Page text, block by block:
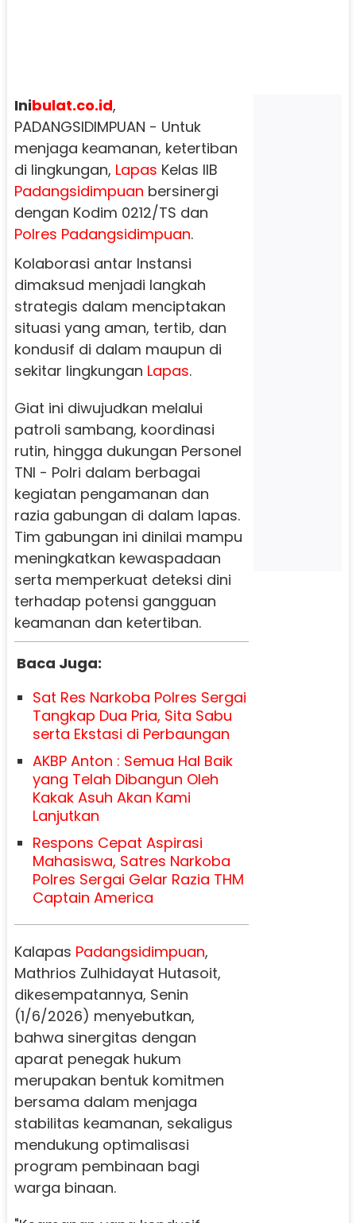
Inibulat.co.id,
PADANGSIDIMPUAN - Untuk
menjaga keamanan, ketertiban
di lingkungan, Lapas Kelas IIB
Padangsidimpuan bersinergi
dengan Kodim 0212/TS dan
Polres Padangsidimpuan.
Kolaborasi antar Instansi
dimaksud menjadi langkah
strategis dalam menciptakan
situasi yang aman, tertib, dan
kondusif di dalam maupun di
sekitar lingkungan Lapas.
Giat ini diwujudkan melalui
patroli sambang, koordinasi
rutin, hingga dukungan Personel
TNI - Polri dalam berbagai
kegiatan pengamanan dan
razia gabungan di dalam lapas.
Tim gabungan ini dinilai mampu
meningkatkan kewaspadaan
serta memperkuat deteksi dini
terhadap potensi gangguan
keamanan dan ketertiban.
Baca Juga:
Sat Res Narkoba Polres Sergai
Tangkap Dua Pria, Sita Sabu
serta Ekstasi di Perbaungan
AKBP Anton : Semua Hal Baik
yang Telah Dibangun Oleh
Kakak Asuh Akan Kami
Lanjutkan
Respons Cepat Aspirasi
Mahasiswa, Satres Narkoba
Polres Sergai Gelar Razia THM
Captain America
Kalapas Padangsidimpuan,
Mathrios Zulhidayat Hutasoit,
dikesempatannya, Senin
(1/6/2026) menyebutkan,
bahwa sinergitas dengan
aparat penegak hukum
merupakan bentuk komitmen
bersama dalam menjaga
stabilitas keamanan, sekaligus
mendukung optimalisasi
program pembinaan bagi
warga binaan.